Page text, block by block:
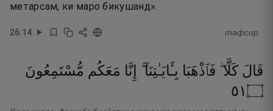
метарсам, ки маро бикушанд».
26:14 тафсир
قَالَ كَلَّا ۖ فَٱذْهَبَا بِـَٔايَـٰتِنَآ ۖ إِنَّا مَعَكُم مُّسْتَمِعُونَ
۝١٥